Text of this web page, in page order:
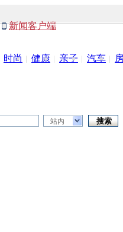
新闻客户端
时尚 健康 亲子 汽车
站内